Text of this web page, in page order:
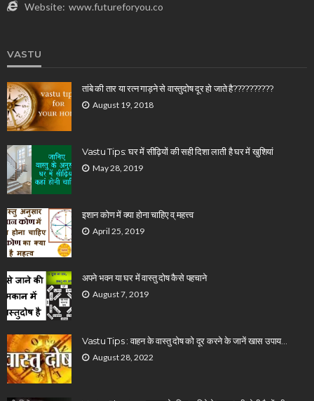
Website: www.futureforyou.co
VASTU
तांबे की तार या रत्न गाड़ने से वास्तुदोष दूर हो जाते है??????????
August 19, 2018
Vastu Tips: घर में सीढ़ियों की सही दिशा लाती है घर में खुशियां
May 28, 2019
इशान कोण में क्या होना चाहिए व् महत्त्व
April 25, 2019
अपने भवन या घर में वास्तु दोष कैसे पहचाने
August 7, 2019
Vastu Tips : वाहन के वास्तु दोष को दूर करने के जानें खास उपाय…
August 28, 2022